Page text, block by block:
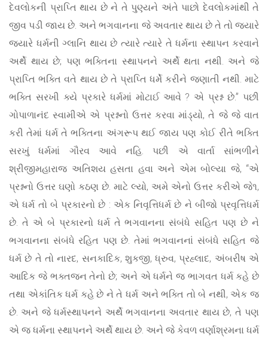
દેવલોકની પ્રાપ્તિ થાય છે ને તે પુણ્યને અંતે પાછો દેવલોકમાંથી તે
જીવ પડી જાય છે. અને ભગવાનના જે અવતાર થાય છે તે તો જ્યારે
જ્યારે ધર્મની ગ્લાનિ થાય છે ત્યારે ત્યારે તે ધર્મના સ્થાપન કરવાને
અર્થે થાય છે; પણ ભક્તિના સ્થાપનને અર્થે થતા નથી. અને જે
પ્રાપ્તિ ભક્તિ વતે થાય છે તે પ્રાપ્તિ ધર્મે કરીને જણાતી નથી. માટે
ભક્તિ સરખી ક્યે પ્રકારે ધર્મમાં મોટાઈ આવે ? એ પ્રશ્ન છે.” પછી
ગોપાળાનંદ સ્વામીએ એ પ્રશ્નનો ઉત્તર કરવા માંડ્યો, તે જે જે વાત
કરી તેમાં ધર્મ તે ભક્તિના અંગરૂપ થઈ જાય પણ કોઈ રીતે ભક્તિ
સરખું ધર્મમાં ગૌરવ આવે નહિ. પછી એ વાર્તા સાંભળીને
શ્રીજીમહારાજ અતિશય હસતા હવા અને એમ બોલ્યા જે, “એ
પ્રશ્નનો ઉત્તર ઘણો કઠણ છે. માટે લ્યો, અમે એનો ઉત્તર કરીએ જે૧,
એ ધર્મ તો બે પ્રકારનો છે : એક નિવૃત્તિધર્મ છે ને બીજો પ્રવૃત્તિધર્મ
છે. તે એ બે પ્રકારનો ધર્મ તે ભગવાનના સંબંધે સહિત પણ છે ને
ભગવાનના સંબંધે રહિત પણ છે. તેમાં ભગવાનનાં સંબંધે સહિત જે
ધર્મ છે તે તો નારદ, સનકાદિક, શુકજી, ધ્રુવ, પ્રહ્લાદ, અંબરીષ એ
આદિક જે ભક્તજન તેનો છે; અને એ ધર્મને જ ભાગવત ધર્મ કહે છે
તથા એકાંતિક ધર્મ કહે છે ને તે ધર્મ અને ભક્તિ તો બે નથી, એક જ
છે. અને જે ધર્મસ્થાપનને અર્થે ભગવાનના અવતાર થાય છે, તે પણ
એ જ ધર્મના સ્થાપનને અર્થે થાય છે. અને જે કેવળ વર્ણાશ્રમના ધર્મ